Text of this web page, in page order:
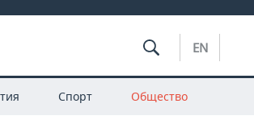
EN
Спорт Общество